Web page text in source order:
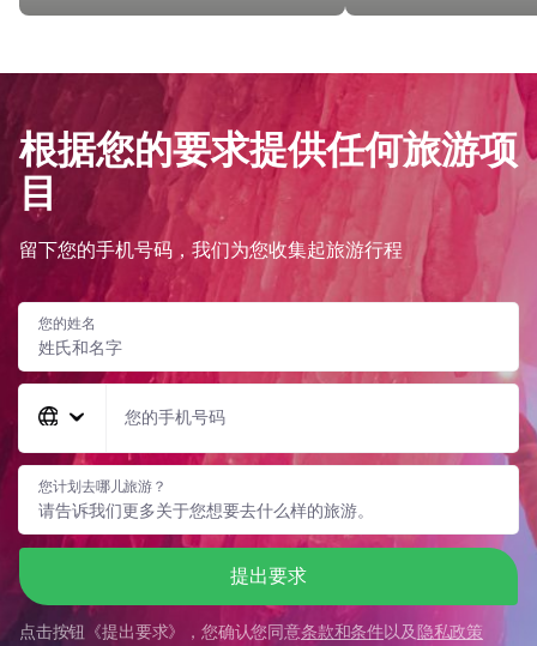
根据您的要求提供任何旅游项
目
留下您的手机号码，我们为您收集起旅游行程
您的姓名
您的手机号码
您计划去哪儿旅游？
提出要求
点击按钮《提出要求》，您确认您同意条款和条件以及 隐私政策